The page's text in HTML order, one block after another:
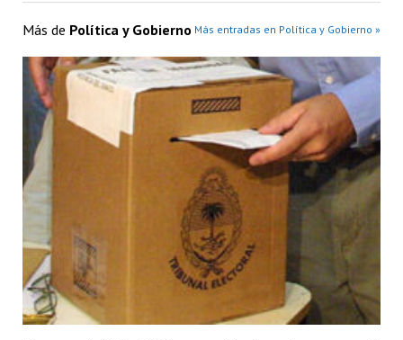
Más de Política y Gobierno Más entradas en Política y Gobierno »